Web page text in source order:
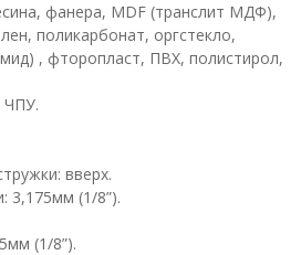
фанера, MDF (транслит МДФ),
поликарбонат, оргстекло,
, фторопласт, ПВХ, полистирол,
ЧПУ.
вверх.
3,175мм (1/8”).
(1/8”).